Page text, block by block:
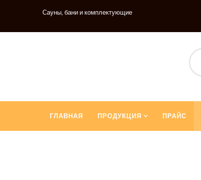
Сауны, бани и комплектующие
ГЛАВНАЯ ПРОДУКЦИЯ ПРАЙС